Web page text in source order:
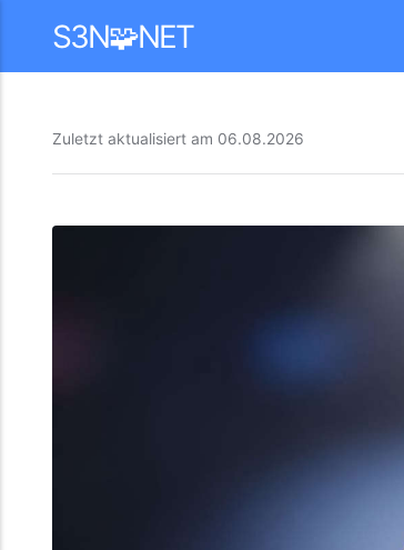
S3N🧩NET
Zuletzt aktualisiert am 06.08.2026